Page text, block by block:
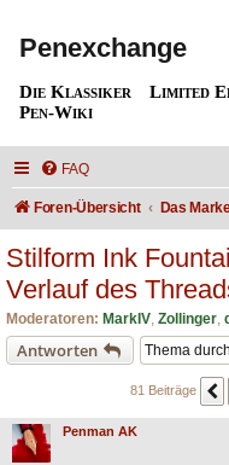
Penexchange
Die Klassiker Limited
Pen-Wiki
FAQ
Foren-Übersicht
Stilform Ink
Verlauf des
Moderatoren: MarkIV, Zollinger,
Antworten
81 Beiträge
Penman AK